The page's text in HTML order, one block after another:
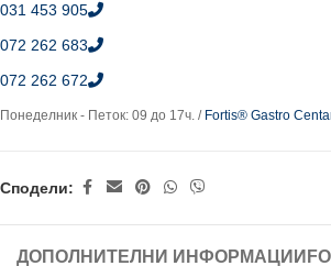
031 453 905
072 262 683
072 262 672
Понеделник - Петок: 09 до 17ч. / Fortis® Gastro
Сподели:
ДОПОЛНИТЕЛНИ ИНФОРМАЦИИ